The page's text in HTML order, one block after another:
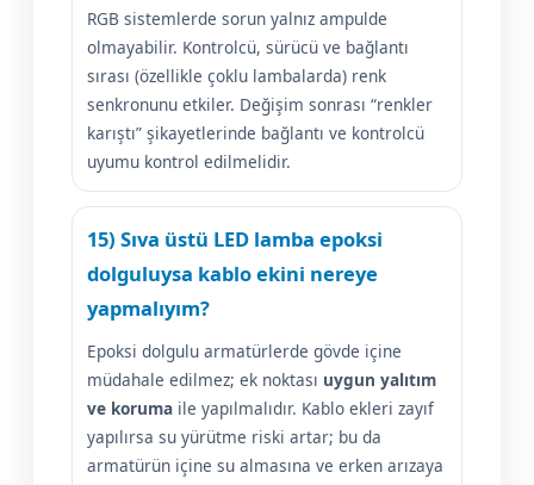
RGB sistemlerde sorun yalnız ampulde
olmayabilir. Kontrolcü, sürücü ve bağlantı
sırası (özellikle çoklu lambalarda) renk
senkronunu etkiler. Değişim sonrası “renkler
karıştı” şikayetlerinde bağlantı ve kontrolcü
uyumu kontrol edilmelidir.
15) Sıva üstü LED lamba epoksi
dolguluysa kablo ekini nereye
yapmalıyım?
Epoksi dolgulu armatürlerde gövde içine
müdahale edilmez; ek noktası uygun yalıtım
ve koruma ile yapılmalıdır. Kablo ekleri zayıf
yapılırsa su yürütme riski artar; bu da
armatürün içine su almasına ve erken arızaya